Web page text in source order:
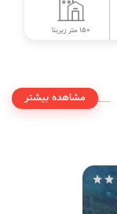
150 متر زیربنا
مشاهده بیشتر